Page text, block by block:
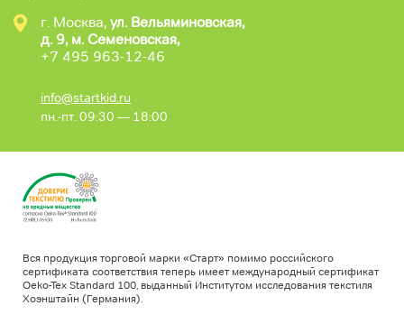
г. Москва, ул. Вельяминовская,
д. 9, м. Семеновская,
+7 495 963-12-46
info@startkid.ru
пн.-пт. 09:30 — 18:00
Вся продукция торговой марки «Старт» помимо российского
сертификата соответствия теперь имеет международный сертификат
Oeko-Tex Standard 100, выданный Институтом исследования текстиля
Хоэнштайн (Германия).